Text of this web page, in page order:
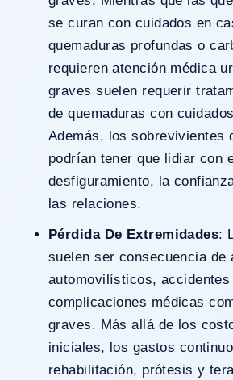
se curan con cuidados en
quemaduras profundas o
requieren atención médica
graves suelen requerir
de quemaduras con
Además, los sobrevivientes
podrían tener que lidiar con
desfiguramiento, la
las relaciones.
Pérdida De Extremidades:
suelen ser consecuencia de
automovilísticos,
complicaciones médicas
graves. Más allá de los
iniciales, los gastos
rehabilitación, prótesis y